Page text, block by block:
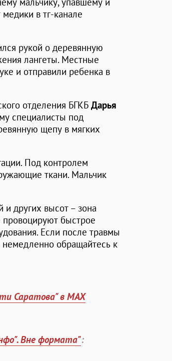
в тг-канале
рукой о деревянную
лангеты. Местные
и отправили ребенка в
отделения БГКБ Дарья
специалисты под
щепу в мягких
Под контролем
ткани. Мальчик
других высот – зона
быстрое
Если после травмы
немедленно обращайтесь к
Саратова" в MAX
Вне формата":